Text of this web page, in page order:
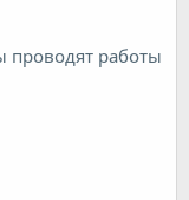
проводят работы